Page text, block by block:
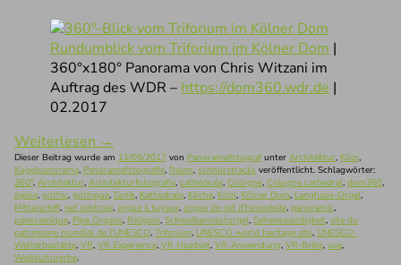
Rundumblick vom Triforium im Kölner Dom |
360°x180° Panorama von Chris Witzani im
Auftrag des WDR – https://dom360.wdr.de |
02.2017
Weiterlesen →
Dieser Beitrag wurde am 11/05/2017 von Panoramafotografunter Architektur, Köln,
Kugelpanorama, Panoramafotografie, Raum, schnurstracks veröffentlicht. Schlagwörter:
360°, Architektur, Architekturfotografie, cathédrale, Cologne, Cologne cathedral, dom360,
église, gothic, gothique, Gotik, Kathedrale, Kirche, Köln, Kölner Dom, Langhaus-Orgel,
Mittelschiff, nef centrale, orgue à tuyaux, orgue de nid d'hirondelle, panoramic,
panoramique, Pipe Organs, Religion, Schwalbennestorgel, Sehenswürdigkeit, site du
patrimoine mondial de l'UNESCO, Triforium, UNESCO world heritage site, UNESCO-
Welterbestätte, VR, VR Experience, VR Headset, VR-Anwendung, VR-Brille, vue,
Weltkulturerbe.